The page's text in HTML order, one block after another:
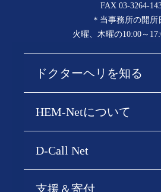
FAX 03-3264-
＊当事務所の開所
火曜、木曜の10:00～
ドクターヘリを知る
HEM-Netについて
D-Call Net
支援＆寄付